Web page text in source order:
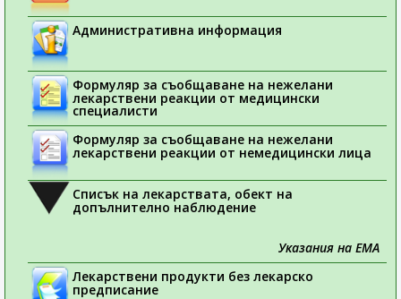
Административна информация
Формуляр за съобщаване на нежелани
лекарствени реакции от медицински
специалисти
Формуляр за съобщаване на нежелани
лекарствени реакции от немедицински лица
Списък на лекарствата, обект на
допълнително наблюдение
Указания на ЕМА
Лекарствени продукти без лекарско
предписание